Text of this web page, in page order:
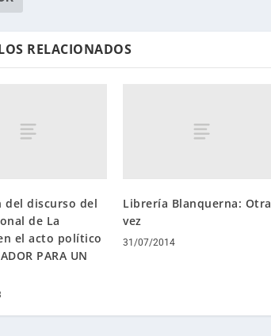
RELACIONADOS
del discurso del
de La
el acto político
PARA UN
Librería Blanquerna: Otra
vez
31/07/2014